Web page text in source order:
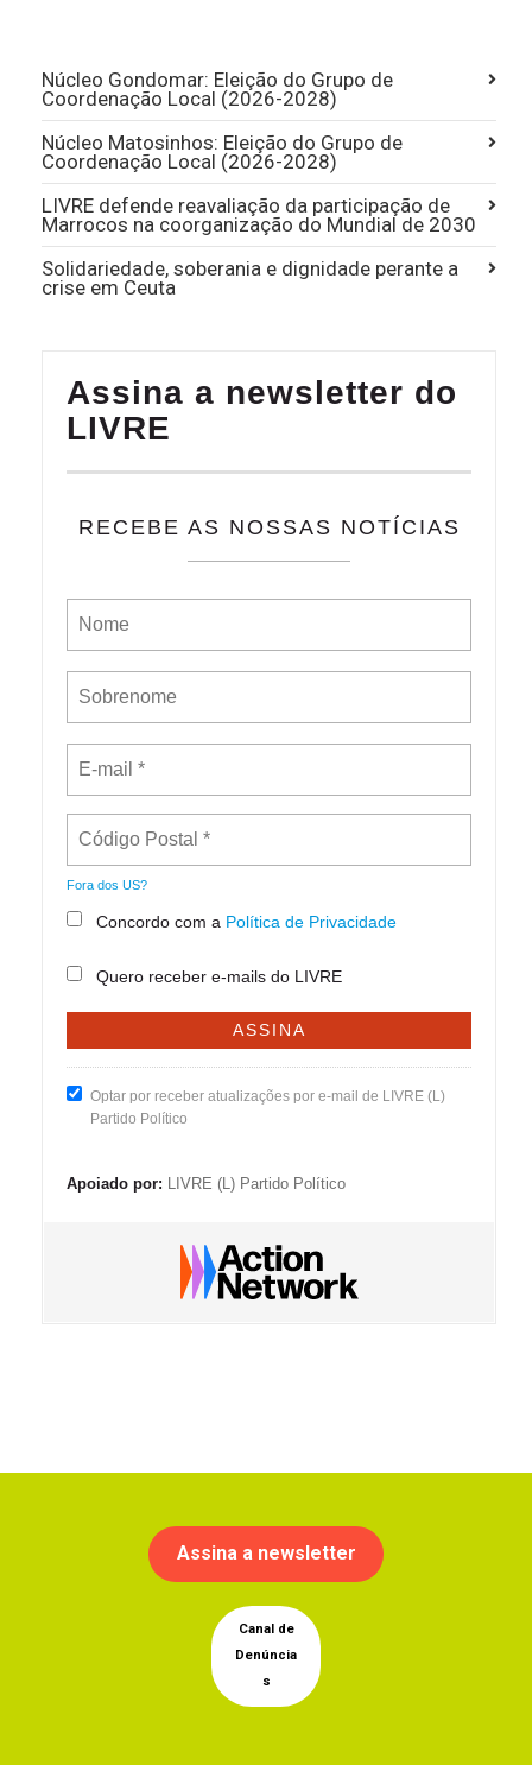
Núcleo Gondomar: Eleição do Grupo de
Coordenação Local (2026-2028)
Núcleo Matosinhos: Eleição do Grupo de
Coordenação Local (2026-2028)
LIVRE defende reavaliação da participação de
Marrocos na coorganização do Mundial de 2030
Solidariedade, soberania e dignidade perante a
crise em Ceuta
Assina a newsletter do
LIVRE
RECEBE AS NOSSAS NOTÍCIAS
Fora dos US?
Concordo com a Política de Privacidade
Quero receber e-mails do LIVRE
Optar por receber atualizações por e-mail de LIVRE (L)
Partido Político
Apoiado por: LIVRE (L) Partido Político
Assina a newsletter
Canal de
Denúncia
s